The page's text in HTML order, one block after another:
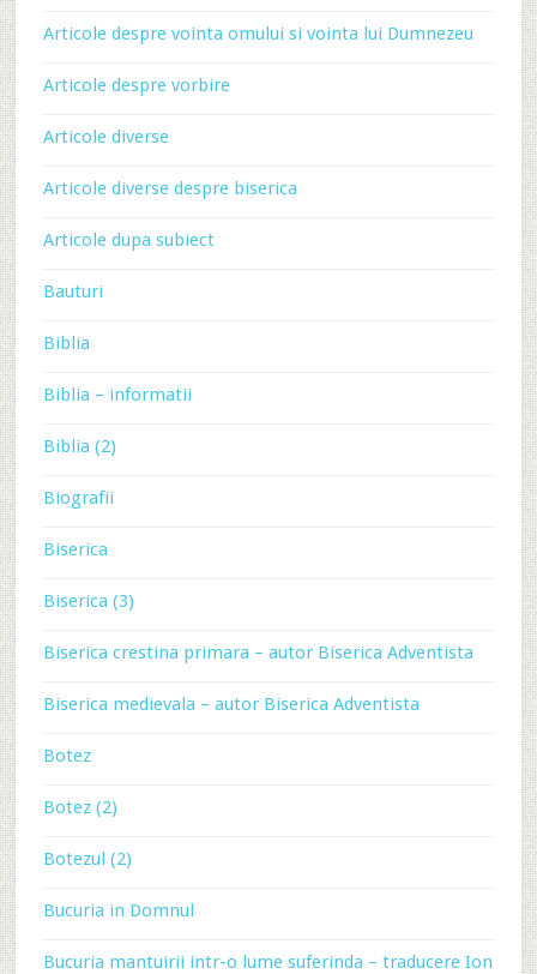
Articole despre vointa omului si vointa lui Dumnezeu
Articole despre vorbire
Articole diverse
Articole diverse despre biserica
Articole dupa subiect
Bauturi
Biblia
Biblia – informatii
Biblia (2)
Biografii
Biserica
Biserica (3)
Biserica crestina primara – autor Biserica Adventista
Biserica medievala – autor Biserica Adventista
Botez
Botez (2)
Botezul (2)
Bucuria in Domnul
Bucuria mantuirii intr-o lume suferinda – traducere Ion